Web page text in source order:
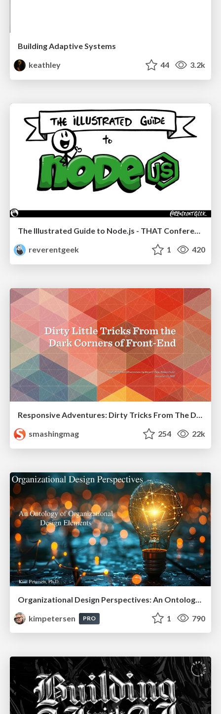
Building Adaptive Systems
keathley
44 3.2k
reverentgeek
1 420
Responsive Adventures: Dirty Tricks From The Dark Corners of Front-End
smashingmag
254 22k
kimpetersen
PRO 1 790